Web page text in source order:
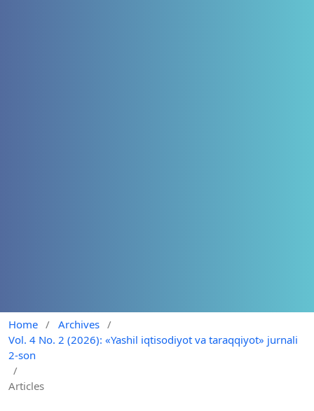
Home / Archives /
Vol. 4 No. 2 (2026): «Yashil iqtisodiyot va taraqqiyot» jurnali
2-son
/
Articles